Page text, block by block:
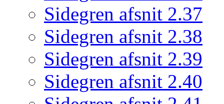
Sidegren afsnit 2.37
Sidegren afsnit 2.38
Sidegren afsnit 2.39
Sidegren afsnit 2.40